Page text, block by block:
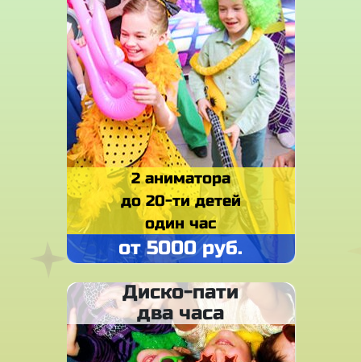
2 аниматора
до 20-ти детей
один час
от 5000 руб.
Диско-пати
два часа